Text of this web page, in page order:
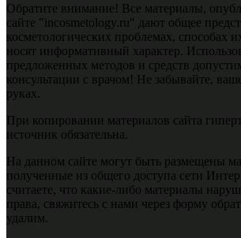
Обратите внимание! Все материалы,
сайте "incosmetology.ru" дают общее
косметологических проблемах, способах
носят информативный характер.
предложенных методов и средств
консультации с врачом! Не забывайте,
руках.
При копировании материалов сайта
источник обязательна.
На данном сайте могут быть размещены
полученные из общего доступа сети
считаете, что какие-либо материалы
права, свяжитесь с нами через форму
удалим.